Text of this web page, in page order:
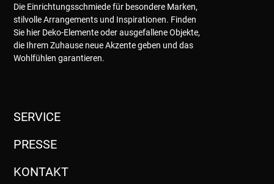
Die Einrichtungsschmiede für besondere Marken,
stilvolle Arrangements und Inspirationen. Finden
Sie hier Deko-Elemente oder ausgefallene Objekte,
die Ihrem Zuhause neue Akzente geben und das
Wohlfühlen garantieren.
SERVICE
PRESSE
KONTAKT